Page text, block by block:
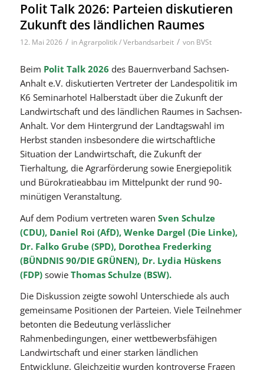
Polit Talk 2026: Parteien diskutieren
Zukunft des ländlichen Raumes
12. Mai 2026 / inAgrarpolitik / Verbandsarbeit / von BVSt
Beim Polit Talk 2026 des Bauernverband Sachsen-
Anhalt e.V. diskutierten Vertreter der Landespolitik im
K6 Seminarhotel Halberstadt über die Zukunft der
Landwirtschaft und des ländlichen Raumes in Sachsen-
Anhalt. Vor dem Hintergrund der Landtagswahl im
Herbst standen insbesondere die wirtschaftliche
Situation der Landwirtschaft, die Zukunft der
Tierhaltung, die Agrarförderung sowie Energiepolitik
und Bürokratieabbau im Mittelpunkt der rund 90-
minütigen Veranstaltung.
Auf dem Podium vertreten waren Sven Schulze
(CDU), Daniel Roi (AfD), Wenke Dargel (Die Linke),
Dr. Falko Grube (SPD), Dorothea Frederking
(BÜNDNIS 90/DIE GRÜNEN), Dr. Lydia Hüskens
(FDP)sowie Thomas Schulze (BSW).
Die Diskussion zeigte sowohl Unterschiede als auch
gemeinsame Positionen der Parteien. Viele Teilnehmer
betonten die Bedeutung verlässlicher
Rahmenbedingungen, einer wettbewerbsfähigen
Landwirtschaft und einer starken ländlichen
Entwicklung. Gleichzeitig wurden kontroverse Fragen